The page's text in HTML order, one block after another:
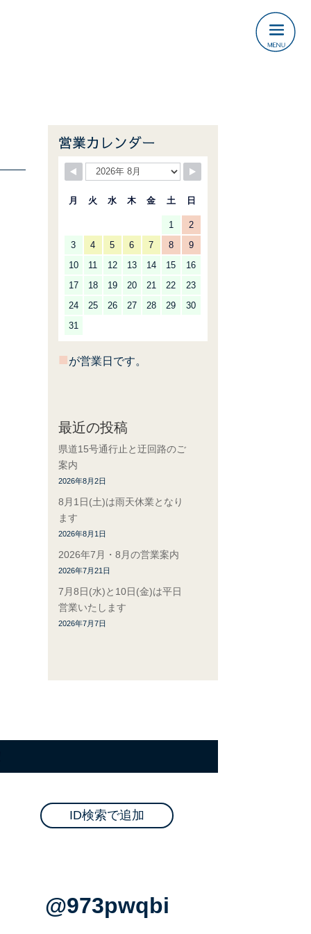
営業カレンダー
月 火 水 木 金 土 日
1
2
3
4 5 6 7 8
9
10
11 12 13 14 15
16
17
18 19 20 21 22
23
24
25 26 27 28 29
30
31
■が営業日です。
最近の投稿
県道15号通行止と迂回路のご
案内
2026年8月2日
8月1日(土)は雨天休業となり
ます
2026年8月1日
2026年7月・8月の営業案内
2026年7月21日
7月8日(水)と10日(金)は平日
営業いたします
2026年7月7日
ID検索で追加
@973pwqbi